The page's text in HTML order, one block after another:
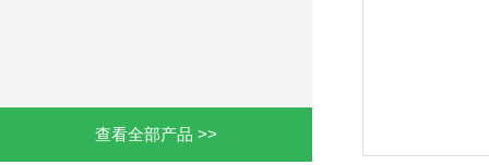
查看全部产品 >>